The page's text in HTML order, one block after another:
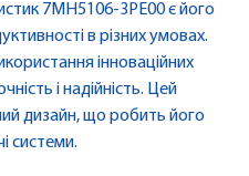
7MH5106-3PE00 є його
в різних умовах.
інноваційних
і надійність. Цей
дизайн, що робить його
системи.